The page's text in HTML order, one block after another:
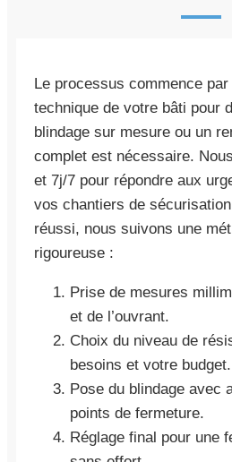
Le processus commence
technique de votre bâti pour
blindage sur mesure ou un
complet est nécessaire.
et 7j/7 pour répondre aux
vos chantiers de
réussi, nous suivons une
rigoureuse :
Prise de mesures
et de l’ouvrant.
Choix du niveau de
besoins et votre budget.
Pose du blindage avec
points de fermeture.
Réglage final pour une